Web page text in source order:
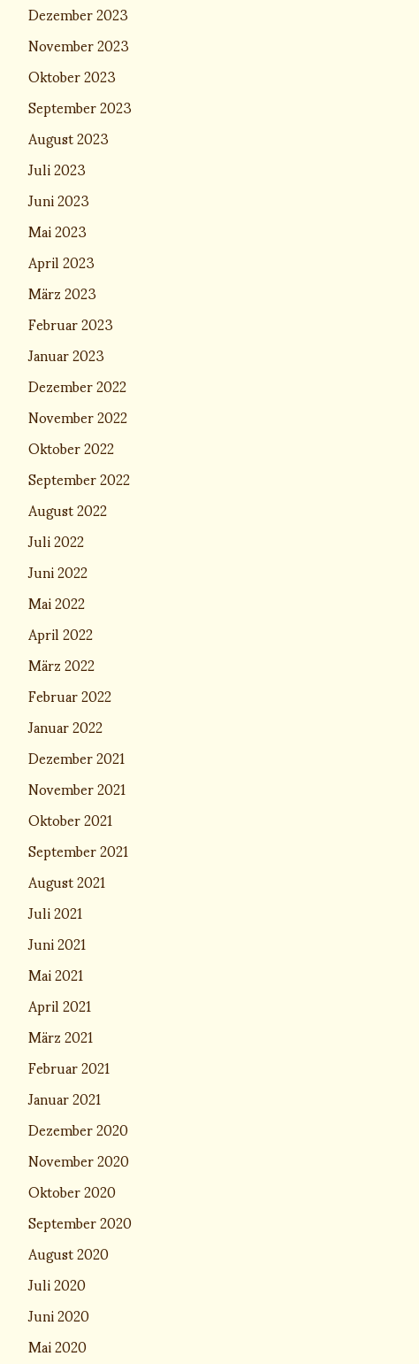
Dezember 2023
November 2023
Oktober 2023
September 2023
August 2023
Juli 2023
Juni 2023
Mai 2023
April 2023
März 2023
Februar 2023
Januar 2023
Dezember 2022
November 2022
Oktober 2022
September 2022
August 2022
Juli 2022
Juni 2022
Mai 2022
April 2022
März 2022
Februar 2022
Januar 2022
Dezember 2021
November 2021
Oktober 2021
September 2021
August 2021
Juli 2021
Juni 2021
Mai 2021
April 2021
März 2021
Februar 2021
Januar 2021
Dezember 2020
November 2020
Oktober 2020
September 2020
August 2020
Juli 2020
Juni 2020
Mai 2020